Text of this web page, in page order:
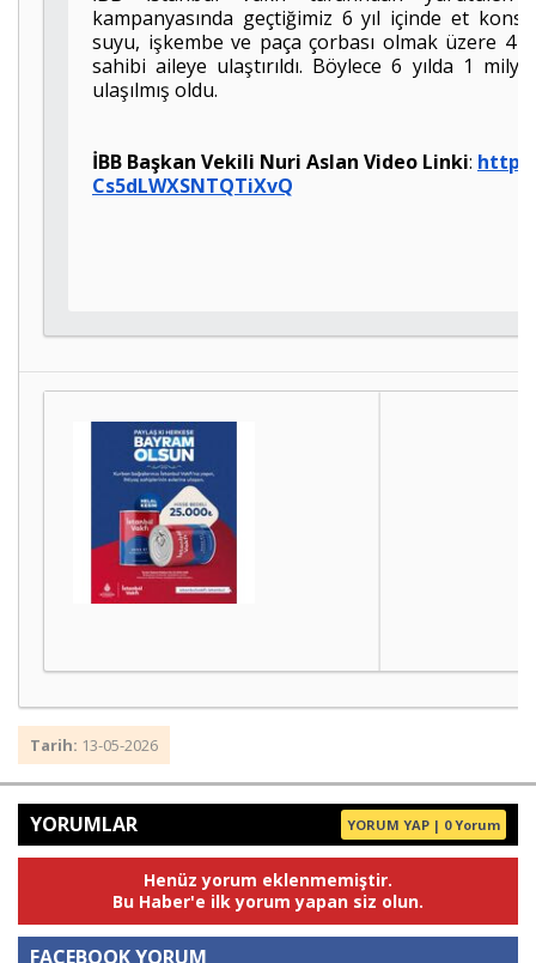
kampanyasında geçtiğimiz 6 yıl içinde et
suyu, işkembe ve paça çorbası olmak üzere 4
sahibi aileye ulaştırıldı. Böylece 6 yılda 1
ulaşılmış oldu.
İBB Başkan Vekili Nuri Aslan Video Linki:
Cs5dLWXSNTQTiXvQ
Tarih: 13-05-2026
YORUMLAR YORUM YAP | 0 Yorum
Henüz yorum eklenmemiştir.
Bu Haber'e ilk yorum yapan siz olun.
FACEBOOK YORUM